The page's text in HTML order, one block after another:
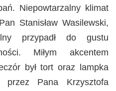
Niepowtarzalny klimat
Stanisław Wasilewski,
przypadł do gustu
Miłym akcentem
był tort oraz lampka
przez Pana Krzysztofa